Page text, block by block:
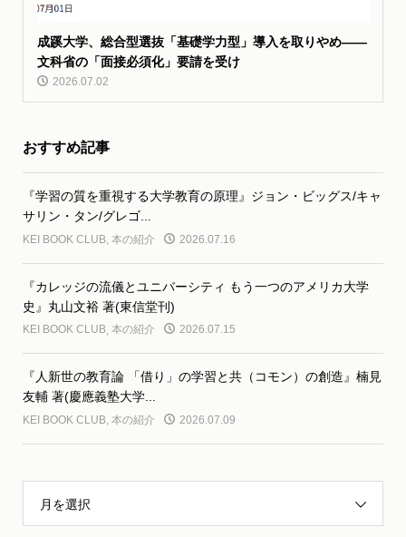
成蹊大学、総合型選抜「基礎学力型」導入を取りやめ——
文科省の「面接必須化」要請を受け
2026.07.02
おすすめ記事
『学習の質を重視する大学教育の原理』ジョン・ビッグス/キャ
サリン・タン/グレゴ...
KEI BOOK CLUB, 本の紹介 2026.07.16
『カレッジの流儀とユニバーシティ もう一つのアメリカ大学
史』丸山文裕 著(東信堂刊)
KEI BOOK CLUB, 本の紹介 2026.07.15
『人新世の教育論 「借り」の学習と共（コモン）の創造』楠見
友輔 著(慶應義塾大学...
KEI BOOK CLUB, 本の紹介 2026.07.09
月を選択